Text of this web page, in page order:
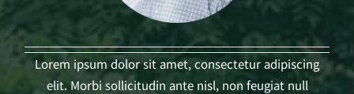
Lorem ipsum dolor sit amet, consectetur adipiscing
elit. Morbi sollicitudin ante nisl, non feugiat null